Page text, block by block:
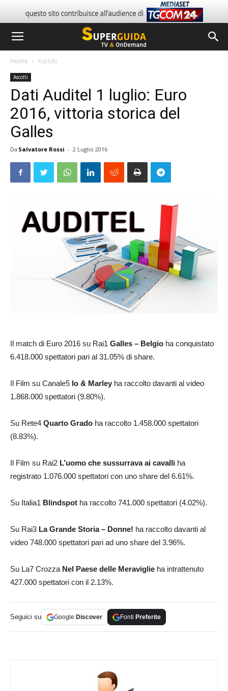
Home Ascolti
Ascolti
Dati Auditel 1 luglio: Euro
2016, vittoria storica del
Galles
Da Salvatore Rossi - 2 Luglio 2016
Il match di Euro 2016 su Rai1 Galles – Belgio ha conquistato
6.418.000 spettatori pari al 31.05% di share.
Il Film su Canale5 Io & Marley ha raccolto davanti al video
1.868.000 spettatori (9.80%).
Su Rete4 Quarto Grado ha raccolto 1.458.000 spettatori
(8.83%).
Il Film su Rai2 L’uomo che sussurrava ai cavalli ha
registrato 1.076.000 spettatori con uno share del 6.61%.
Su Italia1 Blindspot ha raccolto 741.000 spettatori (4.02%).
Su Rai3 La Grande Storia – Donne! ha raccolto davanti al
video 748.000 spettatori pari ad uno share del 3.96%.
Su La7 Crozza Nel Paese delle Meraviglie ha intrattenuto
427.000 spettatori con il 2.13%.
Seguici su Google Discover Fonti Preferite